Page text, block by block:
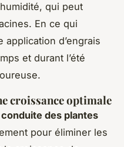
qui peut
En ce qui
d’engrais
et durant l’été
croissance optimale
conduite des plantes
pour éliminer les